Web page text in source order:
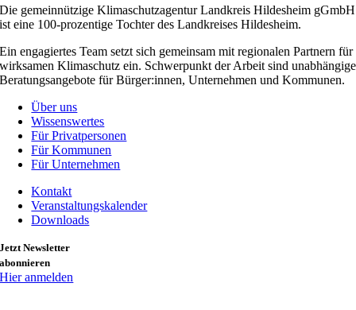
Die gemeinnützige Klimaschutzagentur Landkreis Hildesheim gGmbH
ist eine 100-prozentige Tochter des Landkreises Hildesheim.
Ein engagiertes Team setzt sich gemeinsam mit regionalen Partnern für
wirksamen Klimaschutz ein. Schwerpunkt der Arbeit sind unabhängige
Beratungsangebote für Bürger:innen, Unternehmen und Kommunen.
Über uns
Wissenswertes
Für Privatpersonen
Für Kommunen
Für Unternehmen
Kontakt
Veranstaltungskalender
Downloads
Jetzt Newsletter
abonnieren
Hier anmelden